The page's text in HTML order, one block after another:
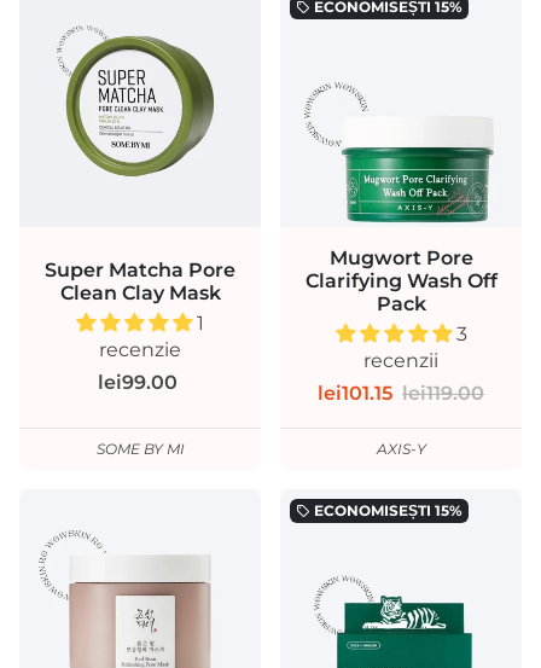
Super Matcha Pore
Clean Clay Mask
1
recenzie
lei99.00
SOME BY MI
local_offer ECONOMISEȘTI 15%
Mugwort Pore
Clarifying Wash Off
Pack
3
recenzii
lei101.15 lei119.00
AXIS-Y
local_offer ECONOMISEȘTI 15%